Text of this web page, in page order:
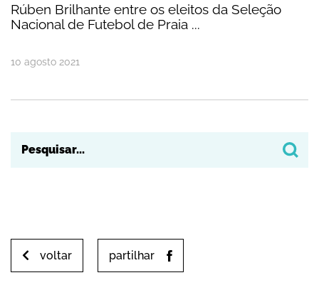
Rúben Brilhante entre os eleitos da Seleção
Nacional de Futebol de Praia ...
10 agosto 2021
voltar partilhar